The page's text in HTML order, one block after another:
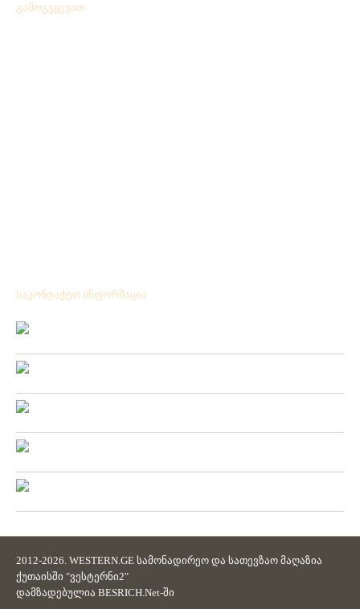
გამოგვყევით
საკონტაქტო ინფორმაცია
2012-2026. WESTERN.GE სამონადირეო და სათევზაო მაღაზია
ქუთაისში "ვესტერნი2"
დამზადებულია BESRICH.Net-ში